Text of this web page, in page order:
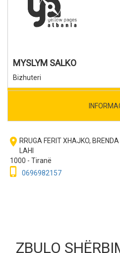
MYSLYM SALKO
Bizhuteri
room RRUGA FERIT XHAJKO,
LAHI
1000 - Tiranë
phone_iphone 0696982157
ZBULO